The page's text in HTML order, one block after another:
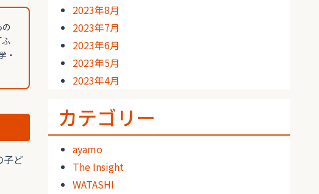
・
子ど
2023年8月
2023年7月
2023年6月
2023年5月
2023年4月
カテゴリー
ayamo
The Insight
WATASHI